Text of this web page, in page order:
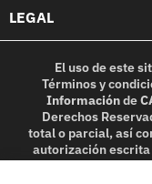
LEGAL
El uso de este
Términos y
Informaciónde
Derechos
total o parcial, así
autorización
in part, or